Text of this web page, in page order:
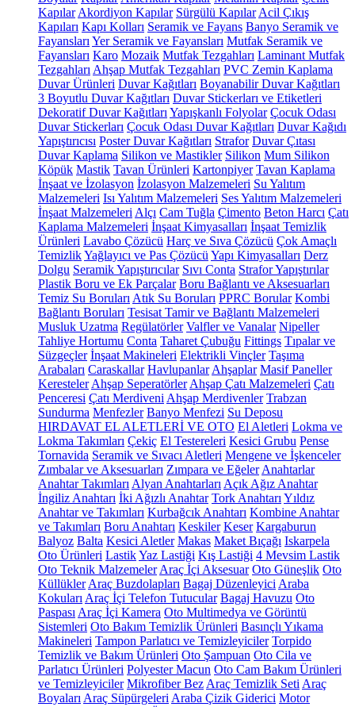
Kapılar Akordiyon Kapılar Sürgülü Kapılar Acil Çıkış
Kapıları Kapı Kolları Seramik ve Fayans Banyo Seramik ve
Fayansları Yer Seramik ve Fayansları Mutfak Seramik ve
Fayansları Karo Mozaik Mutfak Tezgahları Laminant Mutfak
Tezgahları Ahşap Mutfak Tezgahları PVC Zemin Kaplama
Duvar Ürünleri Duvar Kağıtları Boyanabilir Duvar Kağıtları
3 Boyutlu Duvar Kağıtları Duvar Stickerları ve Etiketleri
Dekoratif Duvar Kağıtları Yapışkanlı Folyolar Çocuk Odası
Duvar Stickerları Çocuk Odası Duvar Kağıtları Duvar Kağıdı
Yapıştırıcısı Poster Duvar Kağıtları Strafor Duvar Çıtası
Duvar Kaplama Silikon ve Mastikler Silikon Mum Silikon
Köpük Mastik Tavan Ürünleri Kartonpiyer Tavan Kaplama
İnşaat ve İzolasyon İzolasyon Malzemeleri Su Yalıtım
Malzemeleri Isı Yalıtım Malzemeleri Ses Yalıtım Malzemeleri
İnşaat Malzemeleri Alçı Cam Tuğla Çimento Beton Harcı Çatı
Kaplama Malzemeleri İnşaat Kimyasalları İnşaat Temizlik
Ürünleri Lavabo Çözücü Harç ve Sıva Çözücü Çok Amaçlı
TemizlikYağlayıcı ve Pas Çözücü Yapı Kimyasalları Derz
Dolgu Seramik Yapıştırıcılar Sıvı Conta Strafor Yapıştırılar
Plastik Boru ve Ek Parçalar Boru Bağlantı ve Aksesuarları
Temiz Su Boruları Atık Su Boruları PPRC Borular Kombi
Bağlantı Boruları Tesisat Tamir ve Bağlantı Malzemeleri
Musluk Uzatma Regülatörler Valfler ve Vanalar Nipeller
Tahliye Hortumu Conta Taharet Çubuğu Fittings Tıpalar ve
Süzgeçler İnşaat Makineleri Elektrikli Vinçler Taşıma
Arabaları Caraskallar Havlupanlar Ahşaplar Masif Paneller
Keresteler Ahşap Seperatörler Ahşap Çatı Malzemeleri Çatı
Penceresi Çatı Merdiveni Ahşap Merdivenler Trabzan
Sundurma Menfezler Banyo Menfezi Su Deposu
HIRDAVAT EL ALETLERİ VE OTO El Aletleri Lokma ve
Lokma Takımları Çekiç El Testereleri Kesici Grubu Pense
Tornavida Seramik ve Sıvacı Aletleri Mengene ve İşkenceler
Zımbalar ve Aksesuarları Zımpara ve Eğeler Anahtarlar
Anahtar Takımları Alyan Anahtarları Açık Ağız Anahtar
İngiliz Anahtarı İki Ağızlı Anahtar Tork Anahtarı Yıldız
Anahtar ve Takımları Kurbağcık Anahtarı Kombine Anahtar
ve Takımları Boru Anahtarı Keskiler Keser Kargaburun
Balyoz Balta Kesici Aletler Makas Maket Bıçağı Iskarpela
Oto Ürünleri LastikYaz Lastiği Kış Lastiği 4 Mevsim Lastik
Oto Teknik Malzemeler Araç İçi Aksesuar Oto Güneşlik Oto
Küllükler Araç Buzdolapları Bagaj Düzenleyici Araba
Kokuları Araç İçi Telefon Tutucular Bagaj Havuzu Oto
Paspası Araç İçi Kamera Oto Multimedya ve Görüntü
Sistemleri Oto Bakım Temizlik Ürünleri Basınçlı Yıkama
Makineleri Tampon Parlatıcı ve Temizleyiciler Torpido
Temizlik ve Bakım Ürünleri Oto Şampuan Oto Cila ve
Parlatıcı Ürünleri Polyester Macun Oto Cam Bakım Ürünleri
ve Temizleyiciler Mikrofiber Bez Araç Temizlik Seti Araç
Boyaları Araç Süpürgeleri Araba Çizik Giderici Motor